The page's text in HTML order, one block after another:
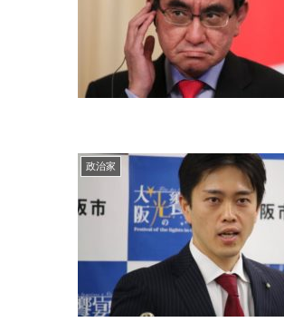
政治家